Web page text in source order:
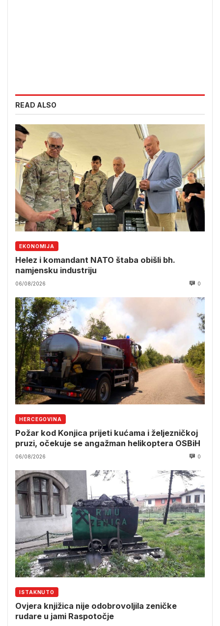
READ ALSO
EKONOMIJA
Helez i komandant NATO štaba obišli bh.
namjensku industriju
06/08/2026 0
HERCEGOVINA
Požar kod Konjica prijeti kućama i željezničkoj
pruzi, očekuje se angažman helikoptera OSBiH
06/08/2026 0
ISTAKNUTO
Ovjera knjižica nije odobrovoljila zeničke
rudare u jami Raspotočje